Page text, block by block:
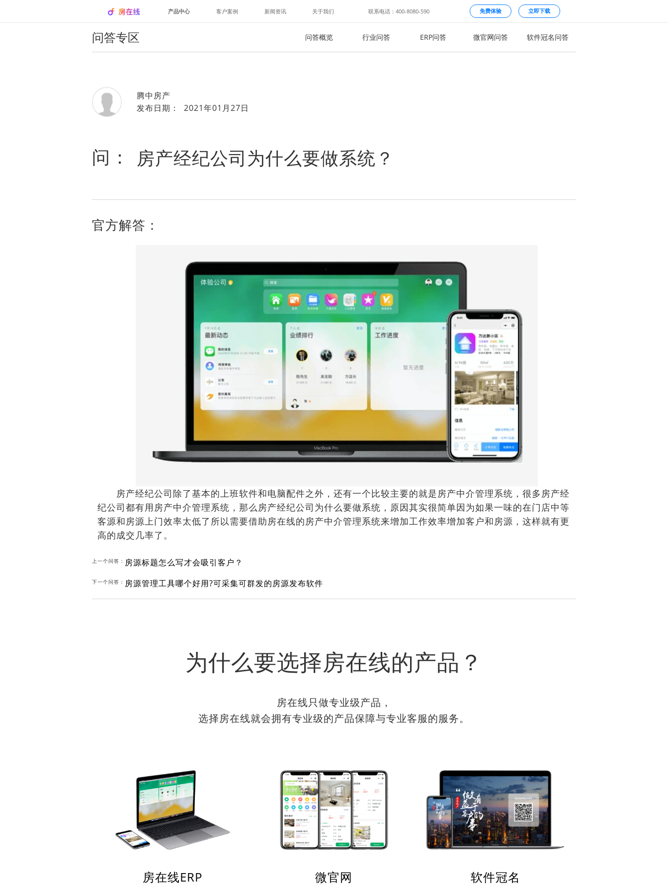
产品中心 客户案例 新闻资讯 关于我们 联系电话：400-8080-590 免费体验 立即下载
问答专区 问答概览 行业问答 ERP问答 微官网问答 软件冠名问答
腾中房产
发布日期： 2021年01月27日
问： 房产经纪公司为什么要做系统？
官方解答：
房产经纪公司除了基本的上班软件和电脑配件之外，还有一个比较主要的就是房产中介管理系统，很多房产经
纪公司都有用房产中介管理系统，那么房产经纪公司为什么要做系统，原因其实很简单因为如果一味的在门店中等
客源和房源上门效率太低了所以需要借助房在线的房产中介管理系统来增加工作效率增加客户和房源，这样就有更
高的成交几率了。
上一个问答： 房源标题怎么写才会吸引客户？
下一个问答： 房源管理工具哪个好用?可采集可群发的房源发布软件
为什么要选择房在线的产品？
房在线只做专业级产品，
选择房在线就会拥有专业级的产品保障与专业客服的服务。
房在线ERP 微官网 软件冠名